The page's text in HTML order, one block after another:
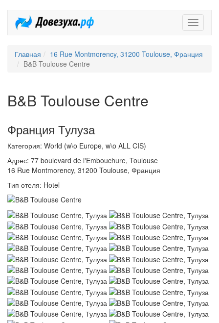
Главная
16 Rue Montmorency, 31200 Toulouse, Франция
B&B Toulouse Centre
B&B Toulouse Centre
Франция Тулуза
Категория: World (w\o Europe, w\o ALL CIS)
Адрес: 77 boulevard de l'Embouchure, Toulouse
16 Rue Montmorency, 31200 Toulouse, Франция
Тип отеля: Hotel